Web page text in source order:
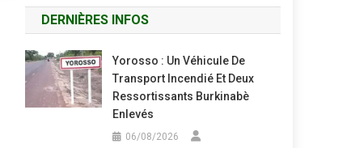
DERNIÈRES INFOS
Yorosso : Un Véhicule De
Transport Incendié Et Deux
Ressortissants Burkinabè
Enlevés
06/08/2026